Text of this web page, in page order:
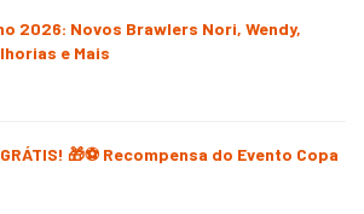
2026: Novos Brawlers Nori, Wendy,
e Mais
🎁⚽ Recompensa do Evento Copa